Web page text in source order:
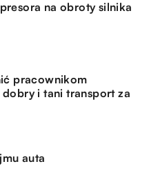
na obroty silnika
pracownikom
i tani transport za
auta